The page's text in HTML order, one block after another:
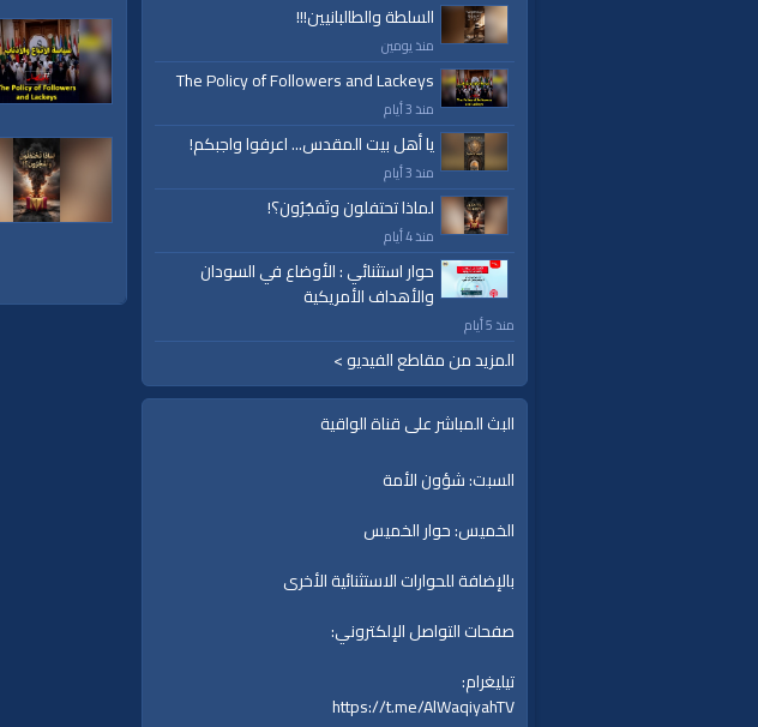
السلطة والطالبانيين!!!
منذ يومين
The Policy of Followers and Lackeys
منذ 3 أيام
يا أهل بيت المقدس... اعرفوا واجبكم!
منذ 3 أيام
لماذا تحتفلون وتَفجُرُون؟!
منذ 4 أيام
حوار استثنائي : الأوضاع في السودان
والأهداف الأمريكية
منذ 5 أيام
المزيد من مقاطع الفيديو >
البث المباشر على قناة الواقية
السبت: شؤون الأمة
الخميس: حوار الخميس
بالإضافة للحوارات الاستثنائية الأخرى
صفحات التواصل الإلكتروني:
تيليغرام:
https://t.me/AlWaqiyahTV